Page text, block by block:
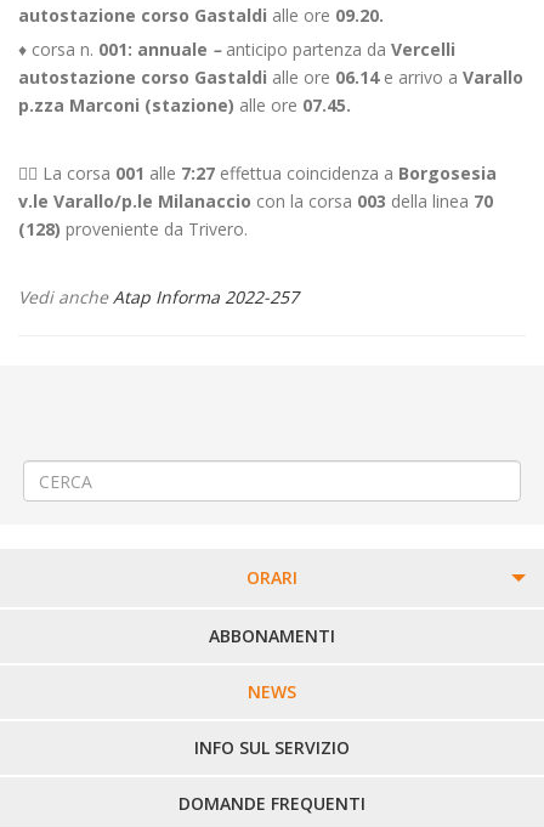
autostazione corso Gastaldi alle ore 09.20.
♦ corsa n. 001: annuale – anticipo partenza da Vercelli
autostazione corso Gastaldi alle ore 06.14 e arrivo a Varallo
p.zza Marconi (stazione) alle ore 07.45.
👉🏻 La corsa 001 alle 7:27 effettua coincidenza a Borgosesia
v.le Varallo/p.le Milanaccio con la corsa 003 della linea 70
(128) proveniente da Trivero.
Vedi ancheAtap Informa 2022-257
ORARI
PERCORSI URBANI IN BIELLA
LINEE URBANE VERCELLI
LINEE EXTRAURBANE
ABBONAMENTI
NEWS
INFO SUL SERVIZIO
DOMANDE FREQUENTI